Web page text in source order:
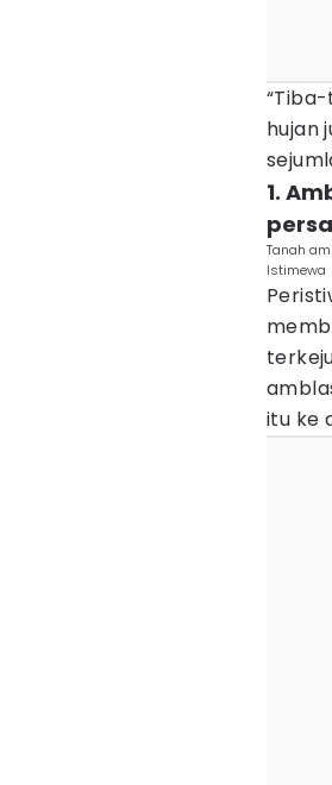
hujan
1.
Tanah
Istimewa
itu ke